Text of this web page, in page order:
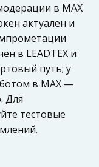
в MAX
актуален и
в LEADTEX и
путь; у
в MAX —
Для
тестовые